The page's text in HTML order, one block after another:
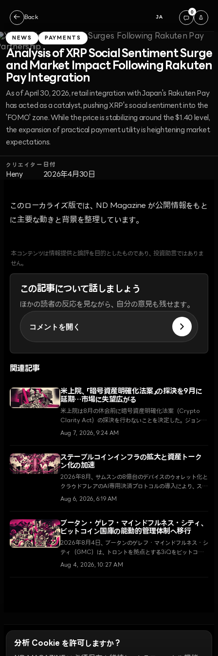
← Back JA
0
NEWS PAYMENTS
Analysis of XRP Social Sentiment Surge
and Market Impact Following Rakuten
Pay Integration
As of April 30, 2026, retail integration with Japan's Rakuten Pay
has acted as a catalyst, pushing XRP's social sentiment into the
'FOMO' zone. While the price is stabilizing around the $1.40 level,
the expansion of practical payment utility is heightening market
expectations.
クリエイター
Heny
日付
2026年4月30日
このローカライズ版では、ND Magazine が公開情報をもと
に主要な動きと背景を整理しています。
本コンテンツは情報提供と論評を目的としたものであり、投資助言ではありま
せん。
この記事について話しましょう
ほかの読者の反応を見ながら、自分の意見も残せます。
コメントを開く
関連記事
米上院、「暗号資産明確化法案」の採決を9月に
延期…市場に失望広がる
米上院は8月の休会前に暗号資産明確化法案（Crypto
Clarity Act）の採決を行わないことを決定した。ジョン・
スーン上院多数党院内総務は9月の再開後に最優先課題と
Aug 7, 2026, 9:24 AM
ステーブルコインインフラの拡大と資産トーク
ン化の加速
2026年8月、サムスンの8億台のデバイスのウォレット化と
クラウドフレアのAI専用決済プロトコルの導入により、ステ
ーブルコインは単なる投機手段を超え、グローバルデジタル
Aug 6, 2026, 6:19 AM
ブータン・ゲレフ・マインドフルネス・シティ、
ビットコイン国庫の能動的管理体制へ移行
2026年8月4日、ブータンのゲレフ・マインドフルネス・シ
ティ（GMC）は、トロントを拠点とする3iQをビットコイ
ン国庫管理者に任命し、単純保有から能動的運用へと戦略
Aug 4, 2026, 10:27 AM
分析 Cookie を許可しますか？